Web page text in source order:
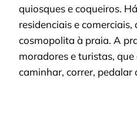
quiosques e coqueiros.
residenciais e
cosmopolita à praia. A
moradores e turistas,
caminhar, correr, pedalar